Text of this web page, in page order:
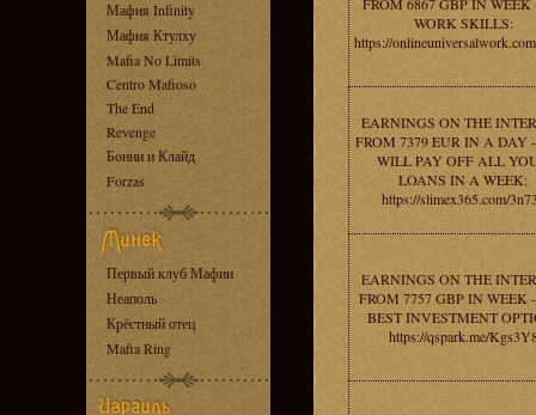
Мафия Infinity
Мафия Ктулху
Mafia No Limits
Centro Mafioso
The End
Revenge
Бонни и Клайд
Forzas
Первый клуб Мафии
Неаполь
Крёстный отец
Mafia Ring
WORK SKILLS:
https://
EARNINGS ON THE
FROM 7379 EUR IN A DAY
WILL PAY OFF ALL
LOANS IN A WEEK:
https://slimex365.com/
EARNINGS ON THE
FROM 7757 GBP IN WEEK
BEST INVESTMENT
https://qspark.me/